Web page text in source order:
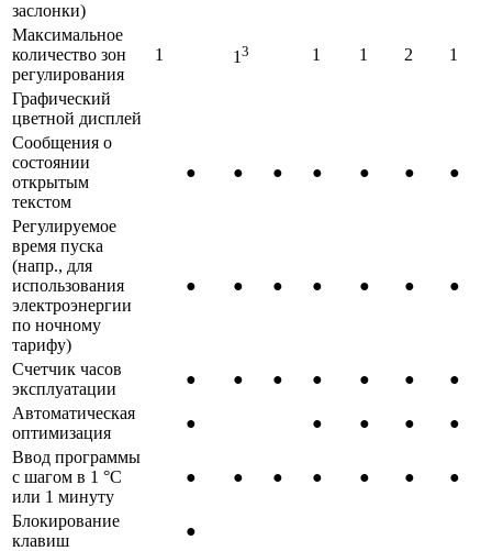
заслонки)
Максимальное
количество зон
регулирования
1 1 3 1 1 2 1
Графический
цветной дисплей
Сообщения о
состоянии
открытым
текстом
● ● ● ● ● ● ●
Регулируемое
время пуска
(напр., для
использования
электроэнергии
по ночному
тарифу)
● ● ● ● ● ● ●
Счетчик часов
эксплуатации
● ● ● ● ● ●
●
Автоматическая
оптимизация
● ● ● ●
●
Ввод программы
с шагом в 1 °C
или 1 минуту
● ● ● ● ● ● ●
Блокирование
клавиш
●